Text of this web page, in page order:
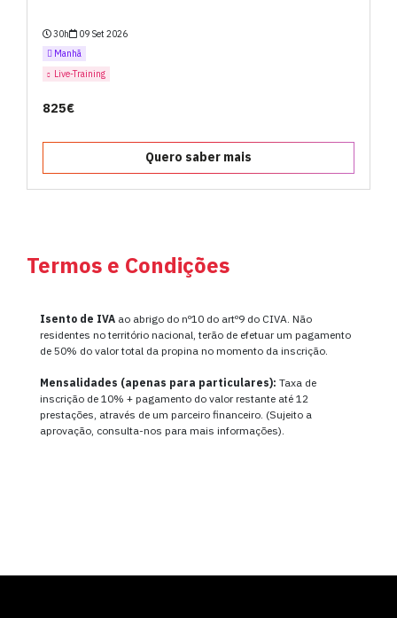
30h
09 Set 2026
Manhã
Live-Training
825€
Quero saber mais
Termos e Condições
Isento de IVA ao abrigo do nº10 do artº9 do CIVA. Não
residentes no território nacional, terão de efetuar um pagamento
de 50% do valor total da propina no momento da inscrição.
Mensalidades (apenas para particulares): Taxa de
inscrição de 10% + pagamento do valor restante até 12
prestações, através de um parceiro financeiro. (Sujeito a
aprovação, consulta-nos para mais informações).